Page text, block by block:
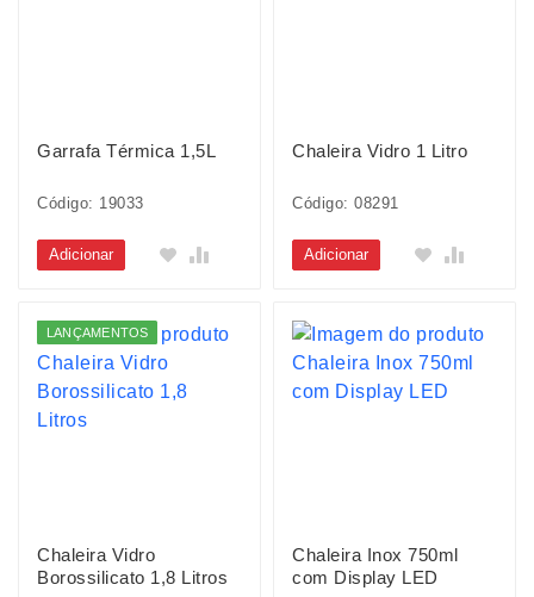
Garrafa Térmica 1,5L
Código: 19033
Adicionar
Chaleira Vidro 1 Litro
Código: 08291
Adicionar
LANÇAMENTOS
Chaleira Vidro
Borossilicato 1,8 Litros
Chaleira Inox 750ml
com Display LED